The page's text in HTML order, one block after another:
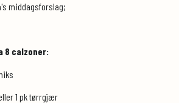
middagsforslag;
8 calzoner:
1 pk tørrgjær